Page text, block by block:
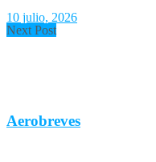
10 julio, 2026
Next Post
Aerobreves